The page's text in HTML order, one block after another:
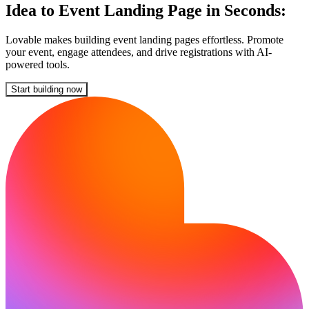
Idea to Event Landing Page in Seconds:
Lovable makes building event landing pages effortless. Promote
your event, engage attendees, and drive registrations with AI-
powered tools.
Start building now